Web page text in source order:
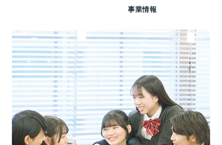
2026年01月15日 メディア掲載
日本経済新聞にキャリア支援事業カンパニーの取
り組み事例が紹介されました
日本経済新聞（2025年12月18日付）の全面記事に
て、上席執行役員／キャリア支援事業カンパニー
長鈴木貴之さんが、日本経済新聞社主催
「CredlyDays2025」に登壇した内容が紹介さ...
事業情報